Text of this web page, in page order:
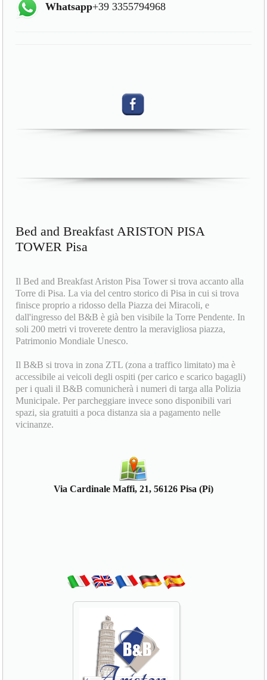
Whatsapp+39 3355794968
Bed and Breakfast ARISTON PISA
TOWER Pisa
Il Bed and Breakfast Ariston Pisa Tower si trova accanto alla
Torre di Pisa. La via del centro storico di Pisa in cui si trova
finisce proprio a ridosso della Piazza dei Miracoli, e
dall'ingresso del B&B è già ben visibile la Torre Pendente. In
soli 200 metri vi troverete dentro la meravigliosa piazza,
Patrimonio Mondiale Unesco.
Il B&B si trova in zona ZTL (zona a traffico limitato) ma è
accessibile ai veicoli degli ospiti (per carico e scarico bagagli)
per i quali il B&B comunicherà i numeri di targa alla Polizia
Municipale. Per parcheggiare invece sono disponibili vari
spazi, sia gratuiti a poca distanza sia a pagamento nelle
vicinanze.
Via Cardinale Maffi, 21, 56126 Pisa (Pi)